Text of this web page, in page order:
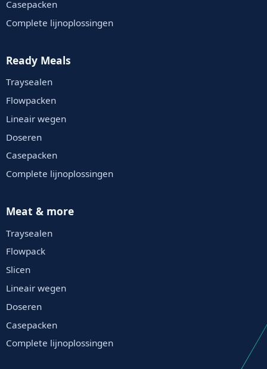
Casepacken
Complete lijnoplossingen
Ready Meals
Traysealen
Flowpacken
Lineair wegen
Doseren
Casepacken
Complete lijnoplossingen
Meat & more
Traysealen
Flowpack
Slicen
Lineair wegen
Doseren
Casepacken
Complete lijnoplossingen